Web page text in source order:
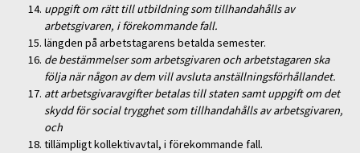
uppgift om rätt till utbildning som tillhandahålls av
arbetsgivaren, i förekommande fall.
längden på arbetstagarens betalda semester.
de bestämmelser som arbetsgivaren och arbetstagaren ska
följa när någon av dem vill avsluta anställningsförhållandet.
att arbetsgivaravgifter betalas till staten samt uppgift om det
skydd för social trygghet som tillhandahålls av arbetsgivaren,
och
tillämpligt kollektivavtal, i förekommande fall.